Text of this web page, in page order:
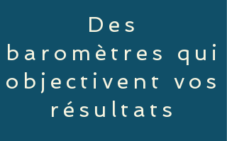
Des
baromètres qui
objectivent vos
résultats